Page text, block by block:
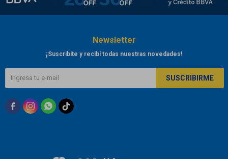
Newsletter
¡Suscribite y recibí todas nuestras novedades!
SUSCRIBIRME
  